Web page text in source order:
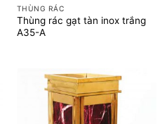
THÙNG RÁC
Thùng rác gạt tàn inox trắng
A35-A